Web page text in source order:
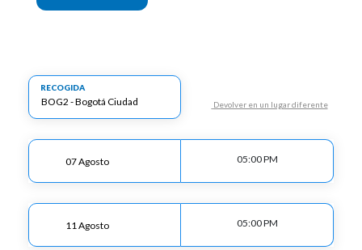
RECOGIDA
Devolver en un lugar diferente
05:00 PM
05:00 PM